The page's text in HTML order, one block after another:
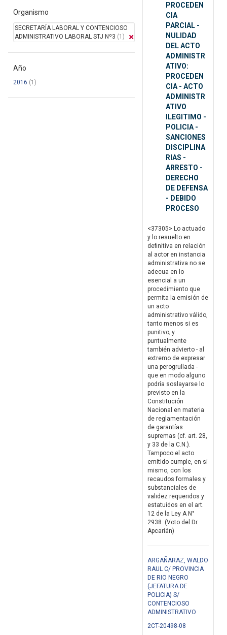
Organismo
SECRETARÍA LABORAL Y CONTENCIOSO
ADMINISTRATIVO LABORAL STJ Nº3 (1)
Año
2016 (1)
PROCEDEN
CIA
PARCIAL -
NULIDAD
DEL ACTO
ADMINISTR
ATIVO:
PROCEDEN
CIA - ACTO
ADMINISTR
ATIVO
ILEGITIMO -
POLICIA -
SANCIONES
DISCIPLINA
RIAS -
ARRESTO -
DERECHO
DE DEFENSA
- DEBIDO
PROCESO
<37305> Lo actuado
y lo resuelto en
definitiva en relación
al actor en instancia
administrativa no se
adecua en lo
esencial a un
procedimiento que
permita la emisión de
un acto
administrativo válido,
tanto menos si es
punitivo; y
puntualmente
también advierto - al
extremo de expresar
una perogrullada -
que en modo alguno
podría soslayarse lo
previsto en la
Constitución
Nacional en materia
de reglamentación
de garantías
supremas (cf. art. 28,
y 33 de la C.N.).
Tampoco el acto
emitido cumple, en si
mismo, con los
recaudos formales y
substanciales de
validez requeridos y
estatuidos en el art.
12 de la Ley A N°
2938. (Voto del Dr.
Apcarián)
ARGAÑARAZ, WALDO
RAUL C/ PROVINCIA
DE RIO NEGRO
(JEFATURA DE
POLICIA) S/
CONTENCIOSO
ADMINISTRATIVO
2CT-20498-08